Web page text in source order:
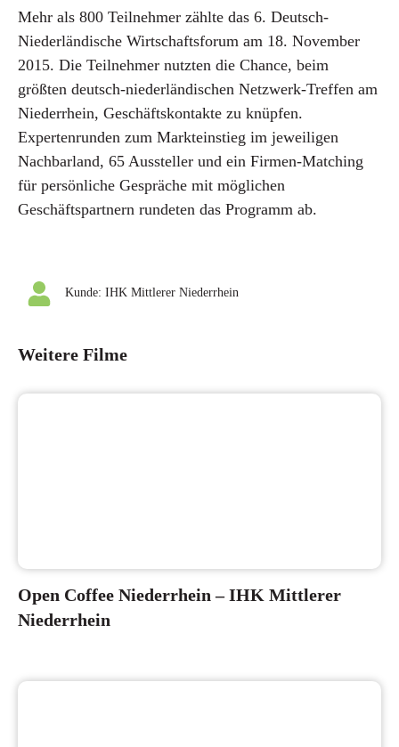
Mehr als 800 Teilnehmer zählte das 6. Deutsch-
Niederländische Wirtschaftsforum am 18. November
2015. Die Teilnehmer nutzten die Chance, beim
größten deutsch-niederländischen Netzwerk-Treffen am
Niederrhein, Geschäftskontakte zu knüpfen.
Expertenrunden zum Markteinstieg im jeweiligen
Nachbarland, 65 Aussteller und ein Firmen-Matching
für persönliche Gespräche mit möglichen
Geschäftspartnern rundeten das Programm ab.
Kunde: IHK Mittlerer Niederrhein
Weitere Filme
Open Coffee Niederrhein – IHK Mittlerer
Niederrhein